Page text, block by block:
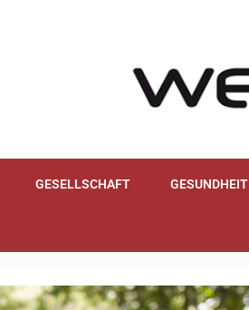
GESELLSCHAFT GESUNDHEIT